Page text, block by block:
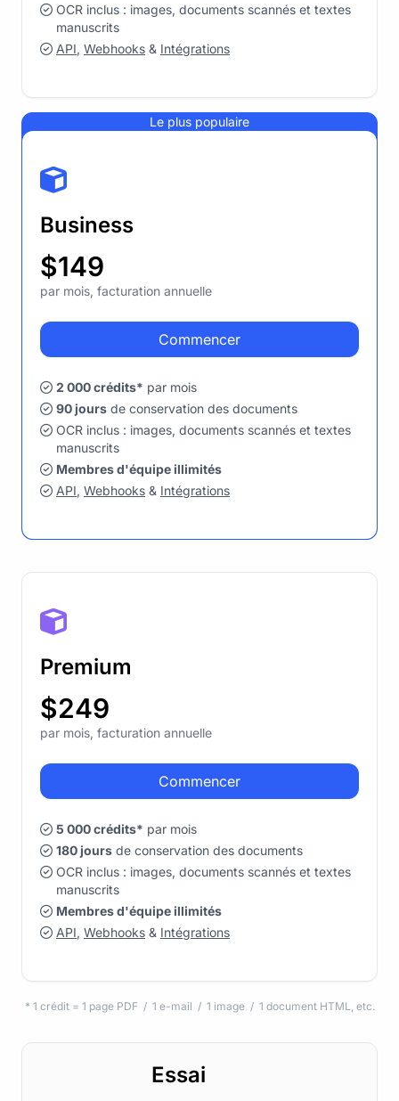
OCR inclus : images, documents scannés et textes
manuscrits
API, Webhooks & Intégrations
Le plus populaire
Business
$149
par mois, facturation annuelle
Commencer
2 000 crédits* par mois
90 jours de conservation des documents
OCR inclus : images, documents scannés et textes
manuscrits
Membres d'équipe illimités
API, Webhooks & Intégrations
Premium
$249
par mois, facturation annuelle
Commencer
5 000 crédits* par mois
180 jours de conservation des documents
OCR inclus : images, documents scannés et textes
manuscrits
Membres d'équipe illimités
API, Webhooks & Intégrations
* 1 crédit = 1 page PDF / 1 e-mail / 1 image / 1 document HTML, etc.
Essai